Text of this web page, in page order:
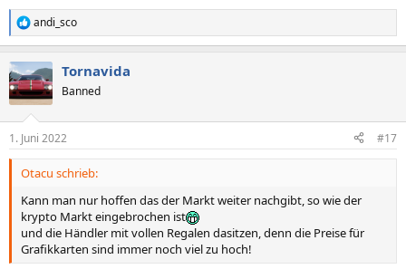
R
e
k
t
i
e
n
andi_sco
Tornavida
Banned
1. Juni 2022 #17
Otacu schrieb:
Kann man nur hoffen das der Markt weiter nachgibt, so wie der
krypto Markt eingebrochen ist
und die Händler mit vollen Regalen dasitzen, denn die Preise für
Grafikkarten sind immer noch viel zu hoch!